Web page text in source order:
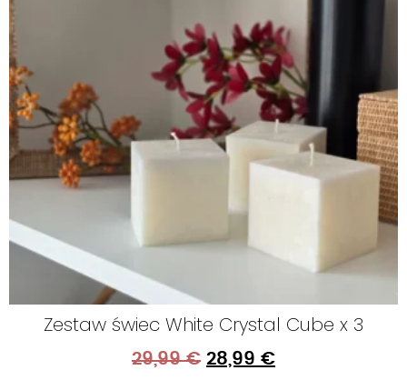
Zestaw świec White Crystal Cube x 3
29,99€ 28,99 €